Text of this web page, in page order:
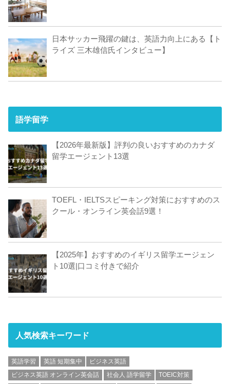
日本サッカー飛躍の鍵は、英語力向上にある【ト
ライズ 三木雄信氏インタビュー】
語学留学
【2026年最新版】評判の良いおすすめのカナダ
留学エージェント13選
TOEFL・IELTSスピーキング対策におすすめのス
クール・オンライン英会話9選！
【2025年】おすすめのイギリス留学エージェン
ト10選|口コミ付きで紹介
人気検索キーワード
英語学習 英語 短期集中
ビジネス英語
ビジネス英語 オンライン英会話
社会人 語学留学
TOEIC対策